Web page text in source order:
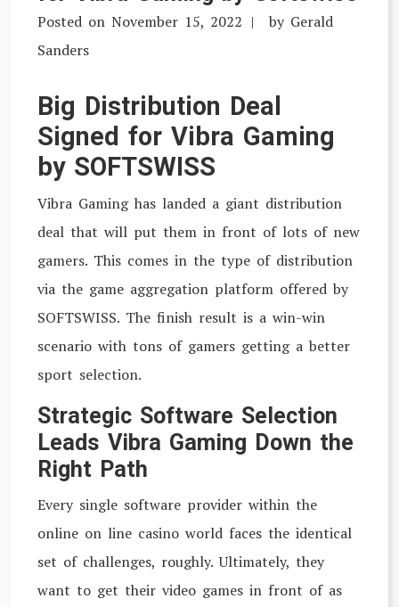
Posted on November 15, 2022 by Gerald
Sanders
Big Distribution Deal
Signed for Vibra Gaming
by SOFTSWISS
Vibra Gaming has landed a giant distribution
deal that will put them in front of lots of new
gamers. This comes in the type of distribution
via the game aggregation platform offered by
SOFTSWISS. The finish result is a win-win
scenario with tons of gamers getting a better
sport selection.
Strategic Software Selection
Leads Vibra Gaming Down the
Right Path
Every single software provider within the
online on line casino world faces the identical
set of challenges, roughly. Ultimately, they
want to get their video games in front of as